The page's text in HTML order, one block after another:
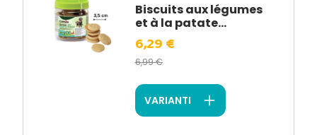
Biscuits aux légumes
et à la patate...
6,29 €
6,99 €
VARIANTI